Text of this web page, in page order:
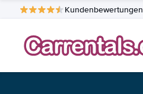
Kundenbewertungen